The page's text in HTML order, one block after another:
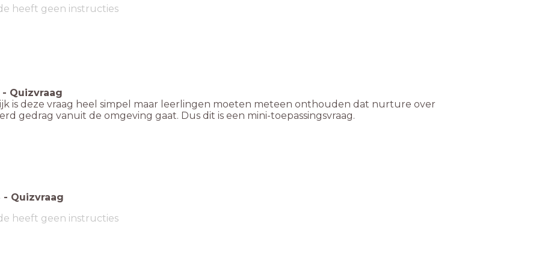
heeft geen instructies
- Quizvraag
is deze vraag heel simpel maar leerlingen moeten meteen onthouden dat nurture over
gedrag vanuit de omgeving gaat. Dus dit is een mini-toepassingsvraag.
- Quizvraag
heeft geen instructies